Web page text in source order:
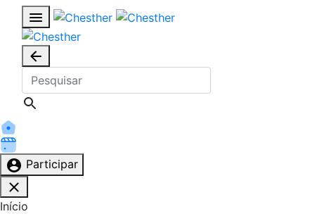
Participar
Início